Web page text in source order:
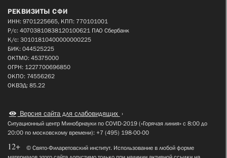
РЕКВИЗИТЫ СФИ
ИНН: 9701225665, КПП: 770101001
Р/с: 40703810838120100621 ПАО Сбербанк
К/с: 30101810400000000225
БИК: 044525225
ОКТМО: 45375000
ОГРН: 1227700696850
ОКПО: 74556262
ОКВЭД: 85.22
Версия сайта для слабовидящих
Ситуационный центр Минобрнауки по COVID-2019 («Горячая линия» с 8:00 до
20:00 по московскому времени): +7 (495) 198-00-00
12+
© Свято-Филаретовский институт. Использование в любой форме